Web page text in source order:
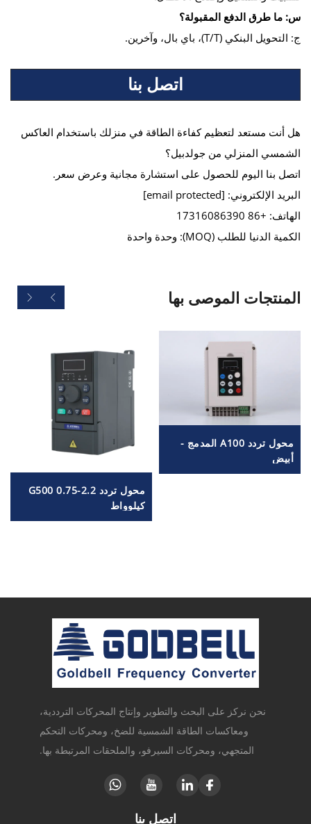
س: ما طرق الدفع المقبولة؟
ج: التحويل البنكي (T/T)، باي بال، وآخرين.
اتصل بنا
هل أنت مستعد لتعظيم كفاءة الطاقة في منزلك باستخدام العاكس
الشمسي المنزلي من جولدبيل؟
اتصل بنا اليوم للحصول على استشارة مجانية وعرض سعر.
البريد الإلكتروني: [email protected]
الهاتف: +86 17316086390
الكمية الدنيا للطلب (MOQ): وحدة واحدة
المنتجات الموصى بها
محول تردد A100 المدمج -
أبيض
محول تردد G500 0.75-2.2
كيلوواط
نحن نركز على البحث والتطوير وإنتاج المحركات الترددية،
ومعاكسات الطاقة الشمسية للضخ، ومحركات التحكم
المتجهي، ومحركات السيرفو، والملحقات المرتبطة بها.
اتصل بنا